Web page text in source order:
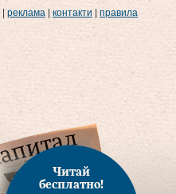
реклама контакти правила
Читай
бесплатно!